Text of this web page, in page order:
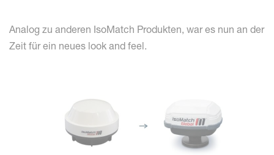
Analog zu anderen IsoMatch Produkten, war es nun an der
Zeit für ein neues look and feel.